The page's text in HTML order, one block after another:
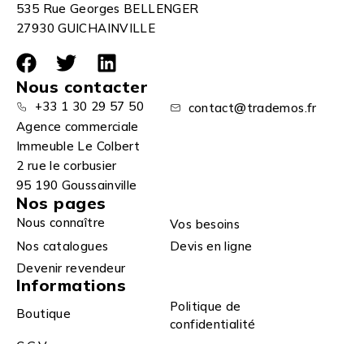
535 Rue Georges BELLENGER
27930 GUICHAINVILLE
Nous contacter
+33 1 30 29 57 50
contact@trademos.fr
Agence commerciale
Immeuble Le Colbert
2 rue le corbusier
95 190 Goussainville
Nos pages
Nous connaître
Vos besoins
Nos catalogues
Devis en ligne
Devenir revendeur
Informations
Boutique
Politique de
confidentialité